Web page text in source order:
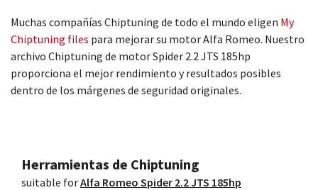
Muchas compañías Chiptuning de todo el mundo eligen My
Chiptuning files para mejorar su motor Alfa Romeo. Nuestro
archivo Chiptuning de motor Spider 2.2 JTS 185hp
proporciona el mejor rendimiento y resultados posibles
dentro de los márgenes de seguridad originales.
Herramientas de Chiptuning
suitable forAlfa Romeo Spider 2.2 JTS 185hp